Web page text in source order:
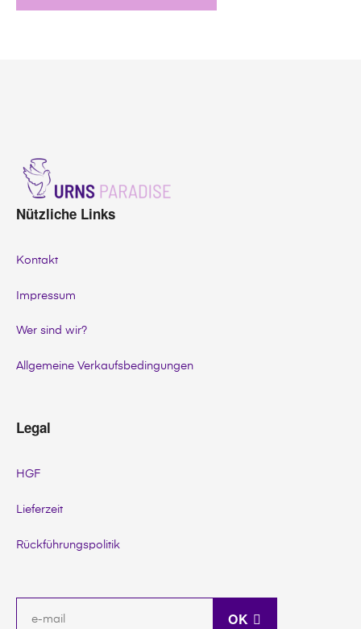
Nützliche Links
Kontakt
Impressum
Wer sind wir?
Allgemeine Verkaufsbedingungen
Legal
HGF
Lieferzeit
Rückführungspolitik
OK